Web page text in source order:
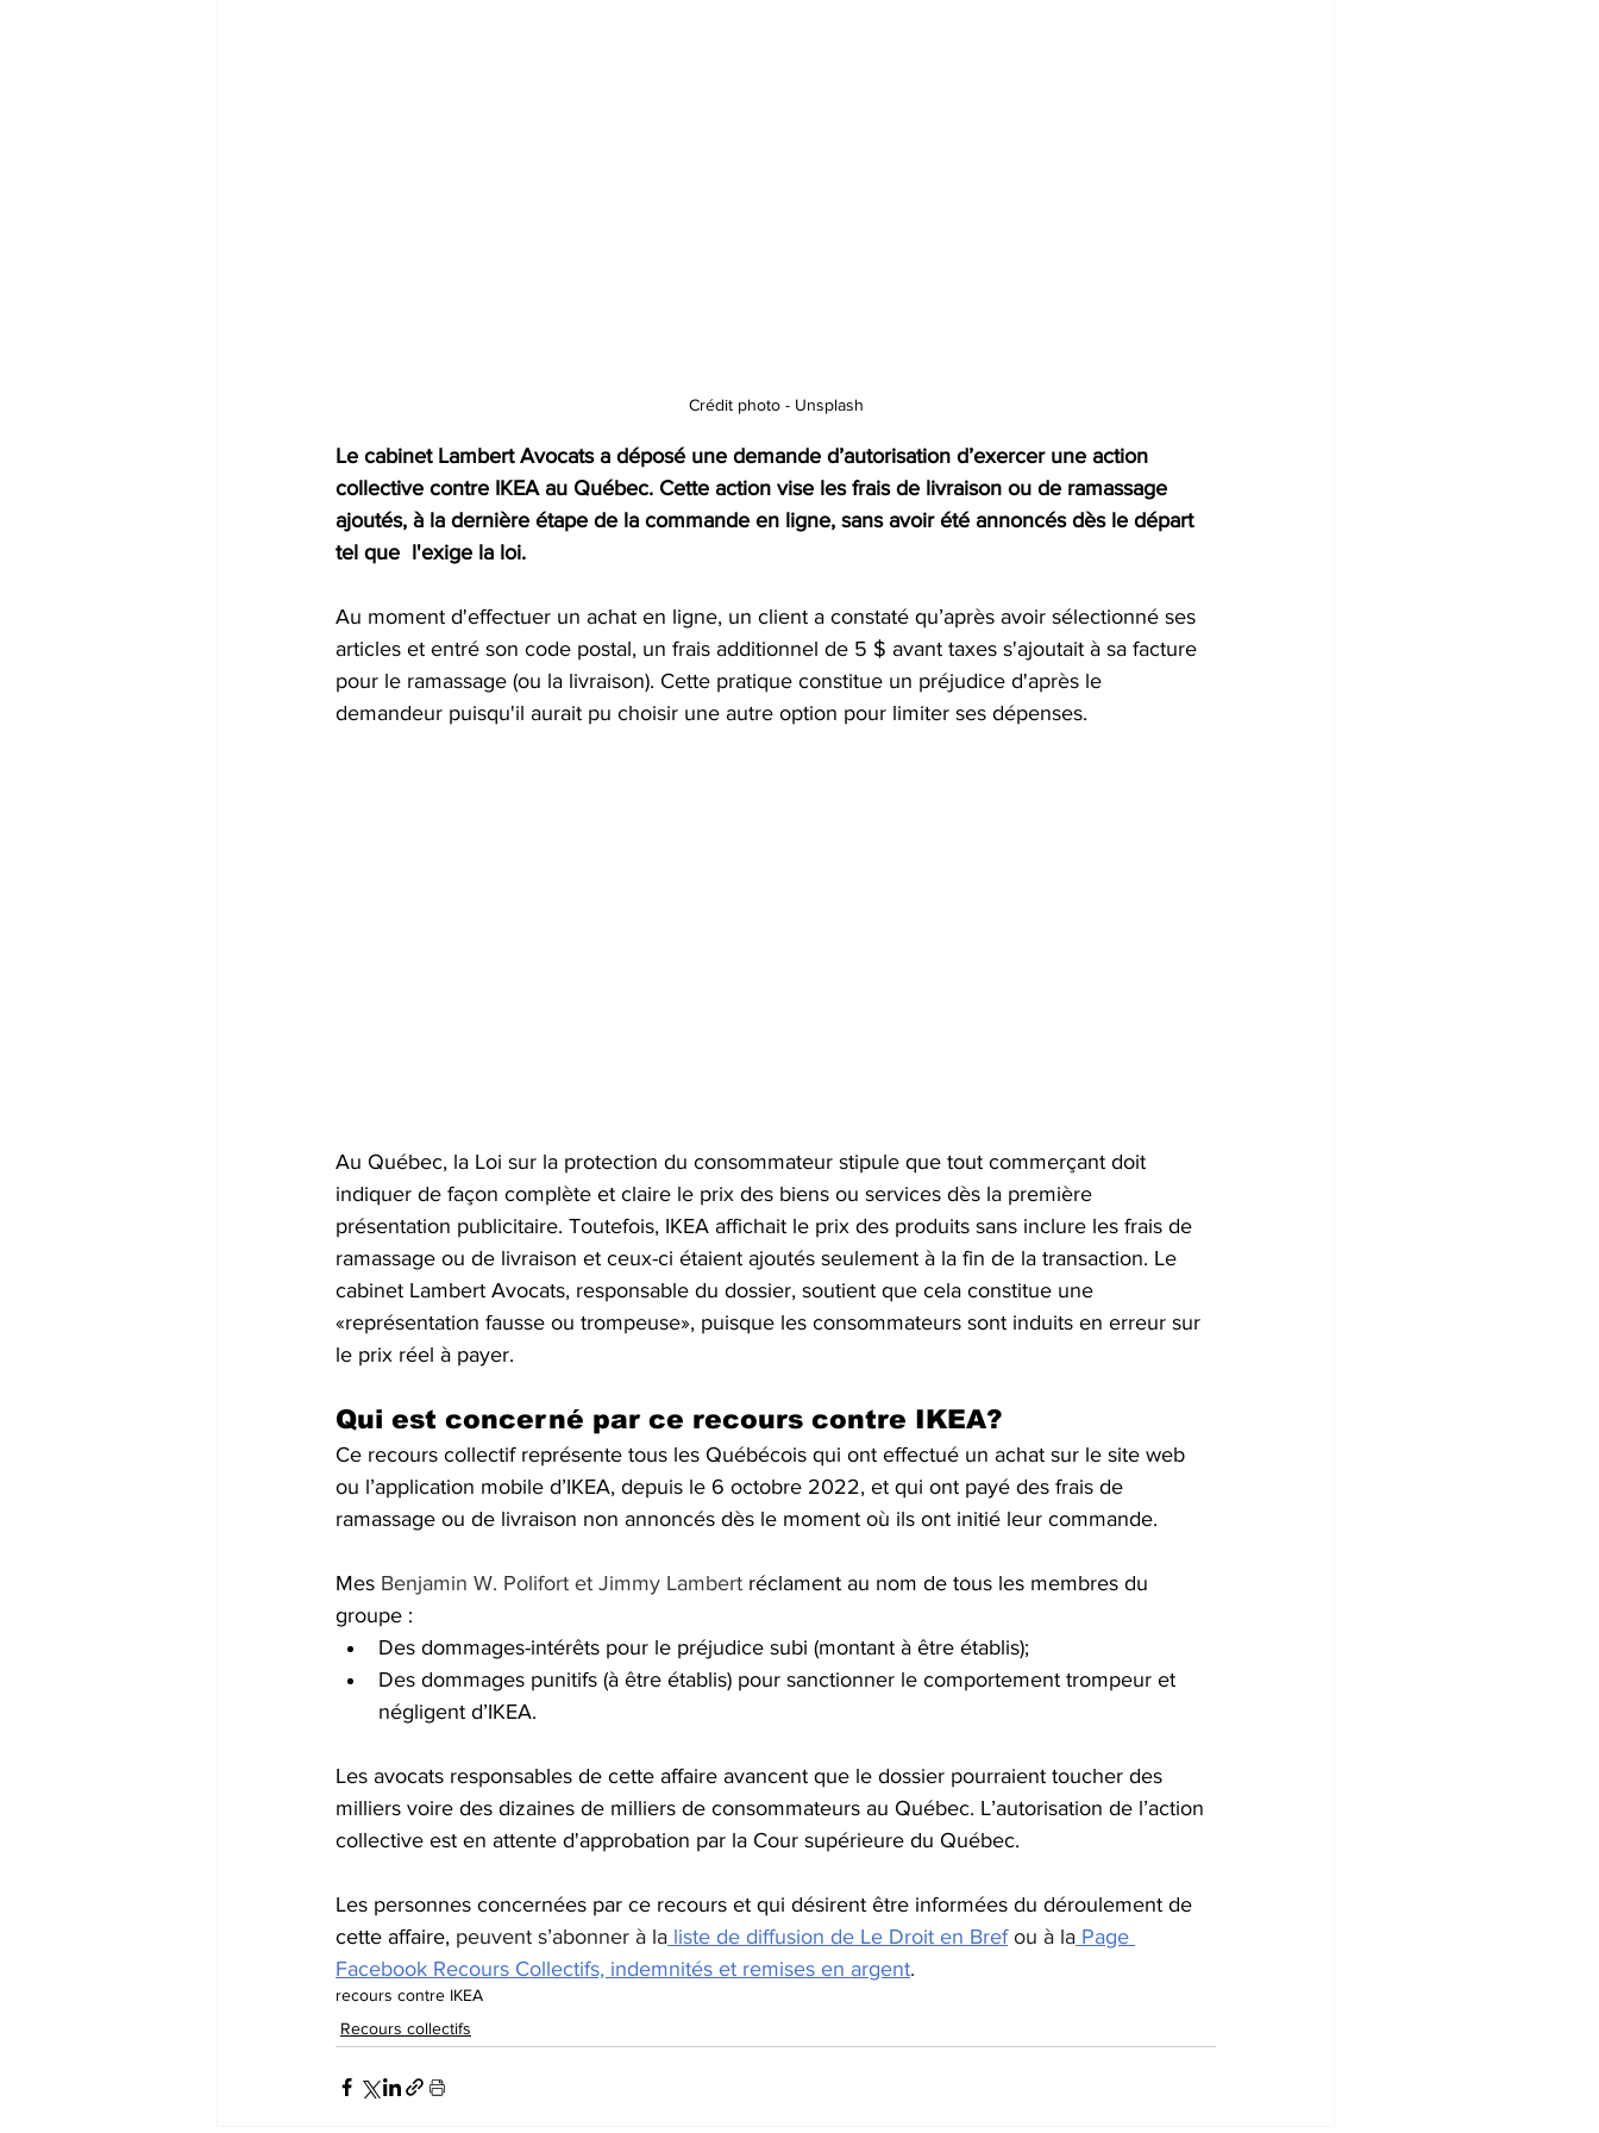
Crédit photo - Unsplash
Le cabinet Lambert Avocats a déposé une demande d’autorisation d’exercer une action
collective contre IKEA au Québec. Cette action vise les frais de livraison ou de ramassage
ajoutés, à la dernière étape de la commande en ligne, sans avoir été annoncés dès le départ
tel que  l'exige la loi.
Au moment d'effectuer un achat en ligne, un client a constaté qu’après avoir sélectionné ses
articles et entré son code postal, un frais additionnel de 5 $ avant taxes s'ajoutait à sa facture
pour le ramassage (ou la livraison). Cette pratique constitue un préjudice d'après le
demandeur puisqu'il aurait pu choisir une autre option pour limiter ses dépenses.
Au Québec, la Loi sur la protection du consommateur stipule que tout commerçant doit
indiquer de façon complète et claire le prix des biens ou services dès la première
présentation publicitaire. Toutefois, IKEA affichait le prix des produits sans inclure les frais de
ramassage ou de livraison et ceux-ci étaient ajoutés seulement à la fin de la transaction. Le
cabinet Lambert Avocats, responsable du dossier, soutient que cela constitue une
«représentation fausse ou trompeuse», puisque les consommateurs sont induits en erreur sur
le prix réel à payer.
Qui est concerné par ce recours contre IKEA?
Ce recours collectif représente tous les Québécois qui ont effectué un achat sur le site web
ou l’application mobile d’IKEA, depuis le 6 octobre 2022, et qui ont payé des frais de
ramassage ou de livraison non annoncés dès le moment où ils ont initié leur commande.
Mes Benjamin W. Polifort et Jimmy Lambert réclament au nom de tous les membres du
groupe :
Des dommages-intérêts pour le préjudice subi (montant à être établis);
Des dommages punitifs (à être établis) pour sanctionner le comportement trompeur et
négligent d’IKEA.
Les avocats responsables de cette affaire avancent que le dossier pourraient toucher des
milliers voire des dizaines de milliers de consommateurs au Québec. L’autorisation de l’action
collective est en attente d'approbation par la Cour supérieure du Québec.
Les personnes concernées par ce recours et qui désirent être informées du déroulement de
cette affaire, peuvent s’abonner à la liste de diffusion de Le Droit en Bref ou à la Page
Facebook Recours Collectifs, indemnités et remises en argent.
recours contre IKEA
Recours collectifs